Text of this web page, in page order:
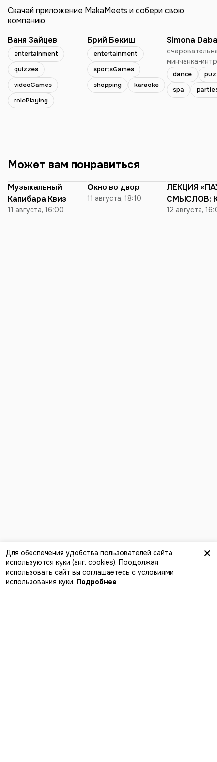
Найти компанию
Скачай приложение MakaMeets и собери свою
компанию
Ваня Зайцев
entertainment
quizzes
videoGames
rolePlaying
Брий Бекиш
entertainment
sportsGames
shopping
karaoke
Simona
минчанка-
которая любит
ещё читает
стран, но
the Top💔
dance
spa
Может вам понравиться
Музыкальный
Капибара Квиз
11 августа, 16:00
Окно во двор
11 августа, 18:10
ЛЕКЦИЯ
СМЫСЛОВ:
ЧЕЛОВЕК-
12 августа,
Лучший способ найти события,
×
Для обеспечения удобства пользователей сайта
используются куки (анг. сookies). Продолжая
использовать сайт вы соглашаетесь с условиями
использования куки. Подробнее